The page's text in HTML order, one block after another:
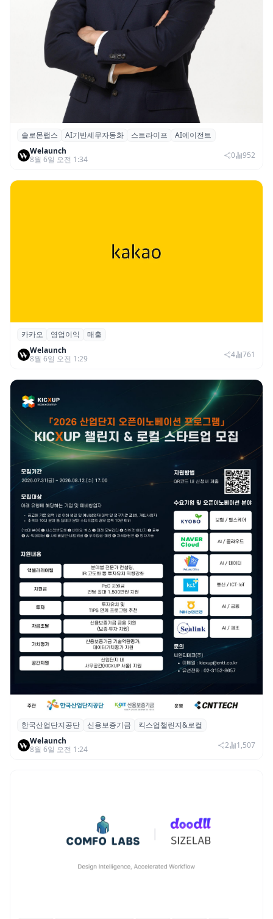
솔로몬랩스, 스트라이프 출신 이창헌 영입…
절세 전략 AI 에이전트 개발 본격화
솔로몬랩스 AI기반세무자동화 스트라이프
AI에이전트
Welaunch
8월 6일 오전 1:34
0 952
카카오, 2026년 2분기 매출 2조985억·영업
이익 2770억…역대 분기 최대
카카오 영업이익
매출
Welaunch
8월 6일 오전 1:29
4 761
산단공·신보, 2026 ‘킥스업 챌린지&로컬’ 참
여 스타트업 모집
한국산업단지공단 신용보증기금
킥스업챌린지&로컬
Welaunch
8월 6일 오전 1:24
2 1,507